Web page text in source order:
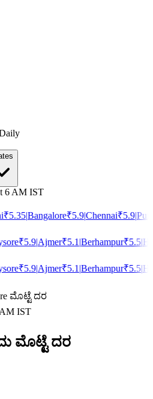
6 AM IST
₹5.35|Bangalore₹5.9|Chennai₹5.9|Pune
₹5.9|Ajmer₹5.1|Berhampur₹5.5|
₹5.9|Ajmer₹5.1|Berhampur₹5.5|
ಮೊಟ್ಟೆ ದರ
AM IST
ಮೊಟ್ಟೆ ದರ